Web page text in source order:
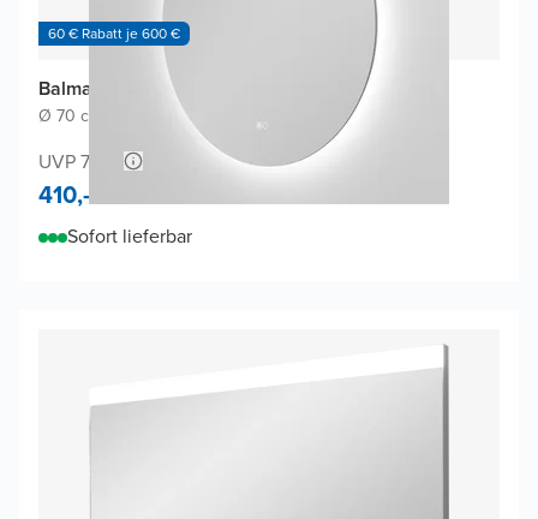
60 € Rabatt je 600 €
Balmani Giro Touch Badspiegel
Ø 70 cm Spiegel ohne Rahmen
UVP 740,-
410,-
Sofort lieferbar